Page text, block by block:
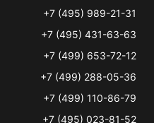
+7 (495) 989-21-31
+7 (495) 431-63-63
+7 (499) 653-72-12
+7 (499) 288-05-36
+7 (499) 110-86-79
+7 (495) 023-81-52